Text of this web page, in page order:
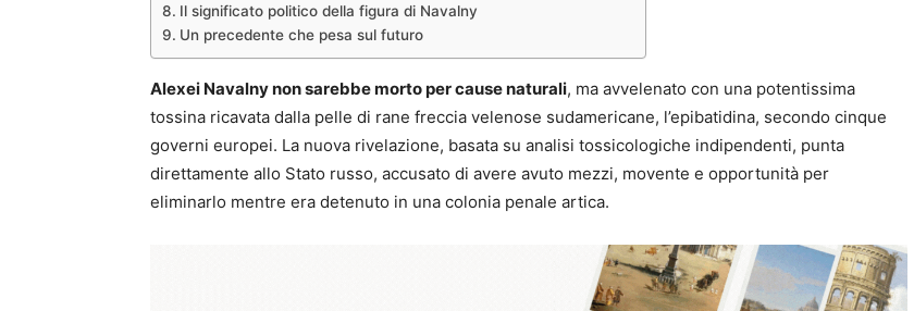
Il significato politico della figura di Navalny
Un precedente che pesa sul futuro
Alexei Navalny non sarebbe morto per cause naturali, ma avvelenato con una potentissima
tossina ricavata dalla pelle di rane freccia velenose sudamericane, l’epibatidina, secondo cinque
governi europei. La nuova rivelazione, basata su analisi tossicologiche indipendenti, punta
direttamente allo Stato russo, accusato di avere avuto mezzi, movente e opportunità per
eliminarlo mentre era detenuto in una colonia penale artica.